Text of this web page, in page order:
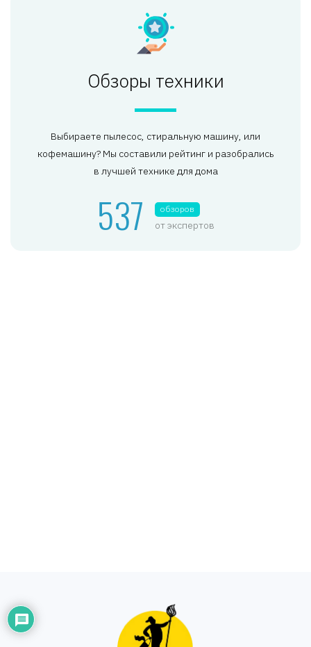
Обзоры техники
Выбираете пылесос, стиральную машину, или
кофемашину? Мы составили рейтинг и разобрались
в лучшей технике для дома
537 обзоров
от экспертов